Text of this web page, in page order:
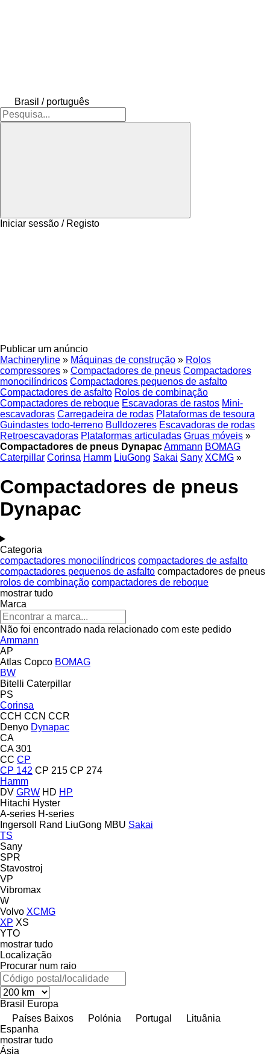
Brasil / português
Iniciar sessão / Registo
Publicar um anúncio
Machineryline » Máquinas de construção » Rolos
compressores » Compactadores de pneus Compactadores
monocilíndricos Compactadores pequenos de asfalto
Compactadores de asfalto Rolos de combinação
Compactadores de reboque Escavadoras de rastos Mini-
escavadoras Carregadeira de rodas Plataformas de tesoura
Guindastes todo-terreno Bulldozeres Escavadoras de rodas
Retroescavadoras Plataformas articuladas Gruas móveis »
Compactadores de pneus DynapacAmmann BOMAG
Caterpillar Corinsa Hamm LiuGong Sakai Sany XCMG »
Compactadores de pneus
Dynapac
Categoria
compactadores monocilíndricos compactadores de asfalto
compactadores pequenos de asfalto compactadores de pneus
rolos de combinação compactadores de reboque
mostrar tudo
Marca
Não foi encontrado nada relacionado com este pedido
Ammann
AP
Atlas Copco BOMAG
BW
Bitelli Caterpillar
PS
Corinsa
CCH CCN CCR
Denyo Dynapac
CA
CA 301
CC CP
CP 142 CP 215 CP 274
Hamm
DV GRW HD HP
Hitachi Hyster
A-series H-series
Ingersoll Rand LiuGong MBU Sakai
TS
Sany
SPR
Stavostroj
VP
Vibromax
W
Volvo XCMG
XP XS
YTO
mostrar tudo
Localização
Procurar num raio
Brasil
Europa
Países Baixos
Polónia Portugal
Lituânia
Espanha
mostrar tudo
Ásia